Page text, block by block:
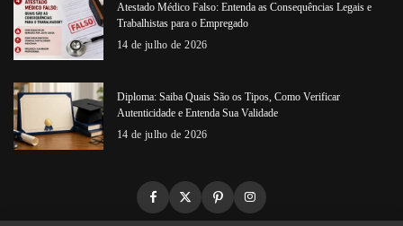
Atestado Médico Falso: Entenda as Consequências Legais e
Trabalhistas para o Empregado
14 de julho de 2026
Diploma: Saiba Quais São os Tipos, Como Verificar
Autenticidade e Entenda Sua Validade
14 de julho de 2026